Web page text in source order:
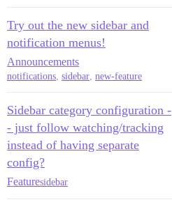
Try out the new sidebar and
notification menus!
Announcements
notifications, sidebar, new-feature
Sidebar category configuration -
- just follow watching/tracking
instead of having separate
config?
Featuresidebar